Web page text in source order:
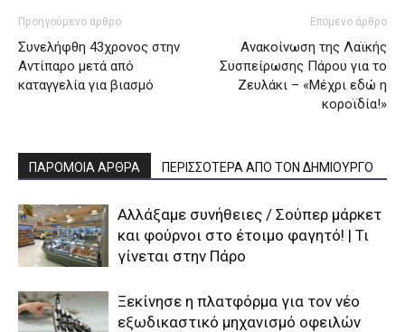
Προηγούμενο άρθρο
Συνελήφθη 43χρονος στην
Αντίπαρο μετά από
καταγγελία για βιασμό
Επόμενο άρθρο
Ανακοίνωση της Λαϊκής
Συσπείρωσης Πάρου για το
Ζευλάκι – «Μέχρι εδώ η
κοροϊδία!»
ΠΑΡΟΜΟΙΑ ΑΡΘΡΑ ΠΕΡΙΣΣΟΤΕΡΑ ΑΠΟ ΤΟΝ ΔΗΜΙΟΥΡΓΟ
Αλλάξαμε συνήθειες / Σούπερ μάρκετ
και φούρνοι στο έτοιμο φαγητό! | Τι
γίνεται στην Πάρο
Ξεκίνησε η πλατφόρμα για τον νέο
εξωδικαστικό μηχανισμό οφειλών